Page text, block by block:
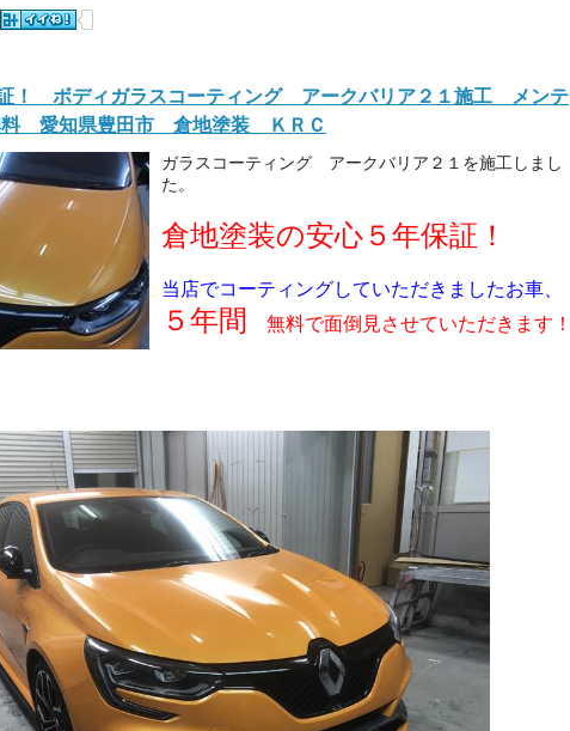
！ ボディガラスコーティング アークバリア２１施工 メンテ
料 愛知県豊田市 倉地塗装 ＫＲＣ
ガラスコーティング アークバリア２１を施工しまし
た。
倉地塗装の安心５年保証！
当店でコーティングしていただきましたお車、
５年間 無料で面倒見させていただきます！